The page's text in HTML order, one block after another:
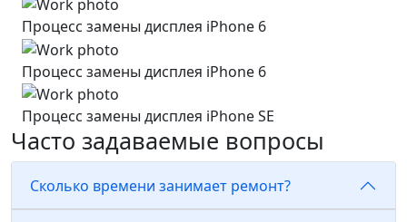
Процесс замены дисплея iPhone 6
Процесс замены дисплея iPhone 6
Процесс замены дисплея iPhone SE
Часто задаваемые вопросы
Сколько времени занимает ремонт?